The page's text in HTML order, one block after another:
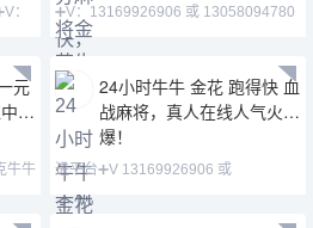
：
➕V：13169926906 或 13058094780
QQ:3122617673 主
元
麻
牛牛
24小时牛牛 金花 跑得快 血
战麻将，真人在线人气火
爆！
进平台➕V 13169926906 或